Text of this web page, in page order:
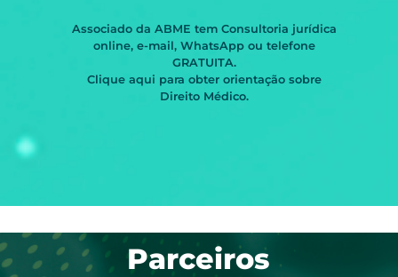
Associado da ABME tem Consultoria jurídica
online, e-mail, WhatsApp ou telefone
GRATUITA.
Clique aqui para obter orientação sobre
Direito Médico.
Parceiros